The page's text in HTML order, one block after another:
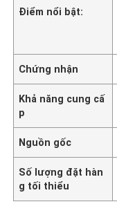
Điểm nổi bật:
Chứng nhận
Khả năng cung cấ
p
Nguồn gốc
Số lượng đặt hàn
g tối thiểu